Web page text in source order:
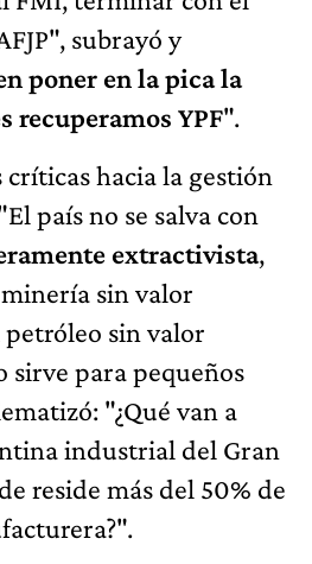
subrayó y
poner en la pica la
recuperamos YPF".
hacia la gestión
país no se salva con
extractivista,
sin valor
petróleo sin valor
sirve para pequeños
"¿Qué van a
industrial del Gran
reside más del 50% de